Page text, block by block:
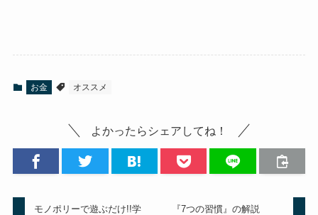
お金 オススメ
よかったらシェアしてね！
モノポリーで遊ぶだけ!!学
『7つの習慣』の解説